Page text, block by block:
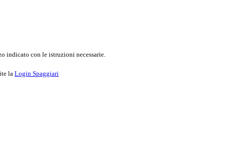
indicato con le istruzioni necessarie.
la Login Spaggiari